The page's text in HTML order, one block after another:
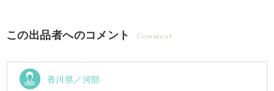
この出品者へのコメント Comment
香川県／河部